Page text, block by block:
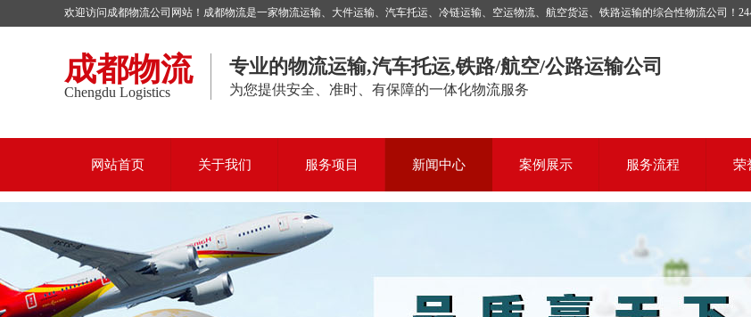
欢迎访问成都物流公司网站！成都物流是一家物流运输、大件运输、汽车托运、冷链运输、空运物流、航空货运、铁路运输的综合性物流公司！
成都物流
Chengdu Logistics
专业的物流运输,汽车托运,铁路/航空/公路运输公司
为您提供安全、准时、有保障的一体化物流服务
网站首页 关于我们 服务项目 新闻中心 案例展示 服务流程 荣